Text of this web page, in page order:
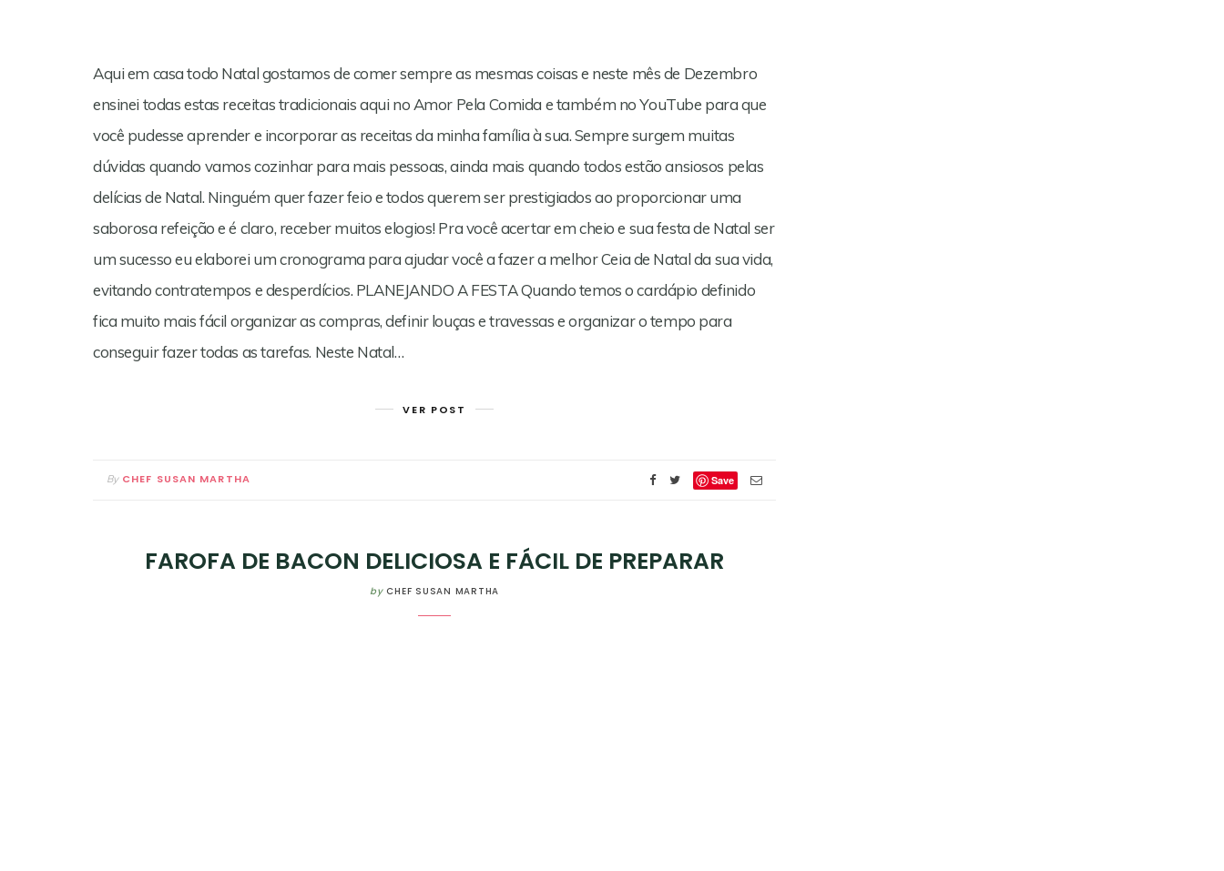
Aqui em casa todo Natal gostamos de comer sempre as mesmas coisas e neste mês de Dezembro
ensinei todas estas receitas tradicionais aqui no Amor Pela Comida e também no YouTube para que
você pudesse aprender e incorporar as receitas da minha família à sua. Sempre surgem muitas
dúvidas quando vamos cozinhar para mais pessoas, ainda mais quando todos estão ansiosos pelas
delícias de Natal. Ninguém quer fazer feio e todos querem ser prestigiados ao proporcionar uma
saborosa refeição e é claro, receber muitos elogios! Pra você acertar em cheio e sua festa de Natal ser
um sucesso eu elaborei um cronograma para ajudar você a fazer a melhor Ceia de Natal da sua vida,
evitando contratempos e desperdícios. PLANEJANDO A FESTA Quando temos o cardápio definido
fica muito mais fácil organizar as compras, definir louças e travessas e organizar o tempo para
conseguir fazer todas as tarefas. Neste Natal…
VER POST
By CHEF SUSAN MARTHA Save
FAROFA DE BACON DELICIOSA E FÁCIL DE PREPARAR
by CHEF SUSAN MARTHA